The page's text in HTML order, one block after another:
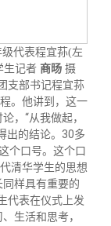
代表程宜荪(左
生记者 商旸 摄
支部书记程宜荪
。他讲到，这一
，“从我做起，
出的结论。30多
个口号。这个口
清华学生的思想
样具有重要的
代表在仪式上发
生活和思考，